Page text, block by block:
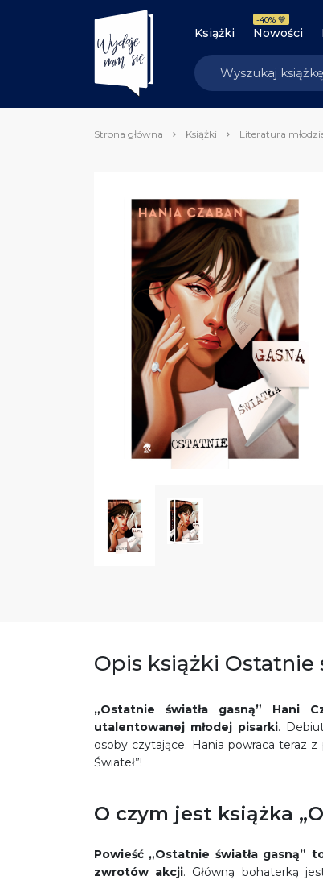
Książki Nowości
-40% 💙
Strona główna Książki Literatura
Opis książki Ostatnie
„Ostatnie światła gasną” Hani
utalentowanej młodej pisarki.
osoby czytające. Hania powraca teraz
Świateł”!
O czym jest książka
Powieść „Ostatnie światła gasną”
zwrotów akcji. Główną bohaterką